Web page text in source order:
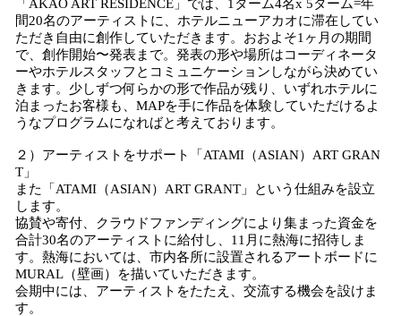
「AKAO ART RESIDENCE」では、1ターム4名x 5ターム=年
間20名のアーティストに、ホテルニューアカオに滞在してい
ただき自由に創作していただきます。おおよそ1ヶ月の期間
で、創作開始〜発表まで。発表の形や場所はコーディネータ
ーやホテルスタッフとコミュニケーションしながら決めてい
きます。少しずつ何らかの形で作品が残り、いずれホテルに
泊まったお客様も、MAPを手に作品を体験していただけるよ
うなプログラムになればと考えております。
２）アーティストをサポート「ATAMI（ASIAN）ART GRAN
T」
また「ATAMI（ASIAN）ART GRANT」という仕組みを設立
します。
協賛や寄付、クラウドファンディングにより集まった資金を
合計30名のアーティストに給付し、11月に熱海に招待しま
す。熱海においては、市内各所に設置されるアートボードに
MURAL（壁画）を描いていただきます。
会期中には、アーティストをたたえ、交流する機会を設けま
す。